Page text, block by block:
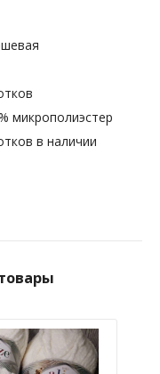
микрополиэстер
в наличии